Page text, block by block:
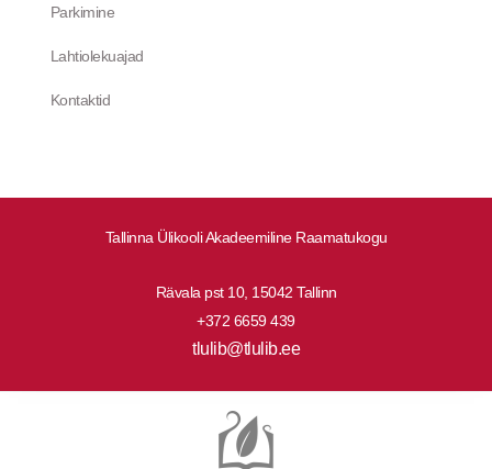
Tallinna Ülikooli Akadeemiline Raamatukogu
Rävala pst 10, 15042 Tallinn
+372 6659 439
tlulib@tlulib.ee
Parkimine
Lahtiolekuajad
Kontaktid